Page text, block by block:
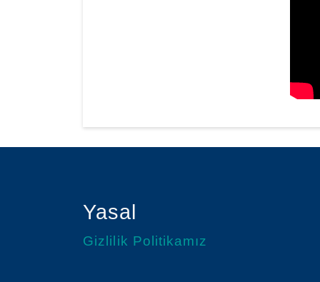
Yasal
Gizlilik Politikamız